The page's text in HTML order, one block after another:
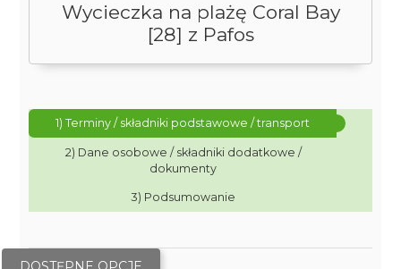
Wycieczka na plażę Coral Bay
[28] z Pafos
1) Terminy / składniki podstawowe / transport
2) Dane osobowe / składniki dodatkowe /
dokumenty
3) Podsumowanie